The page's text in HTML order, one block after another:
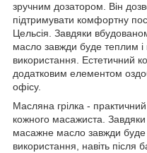
зручним дозатором. Він
підтримувати комфортну
Цельсія. Завдяки
масло завжди буде теплим і
використання. Естетичний
додатковим елементом
офісу.
Масляна грілка -
кожного масажиста.
масажне масло завжди буде
використання, навіть після